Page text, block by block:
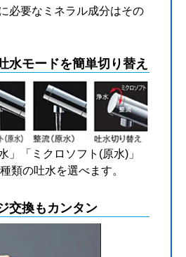
必要なミネラル成分はその
水モードを簡単切り替え
」「ミクロソフト(原水)」
類の吐水を選べます。
交換もカンタン